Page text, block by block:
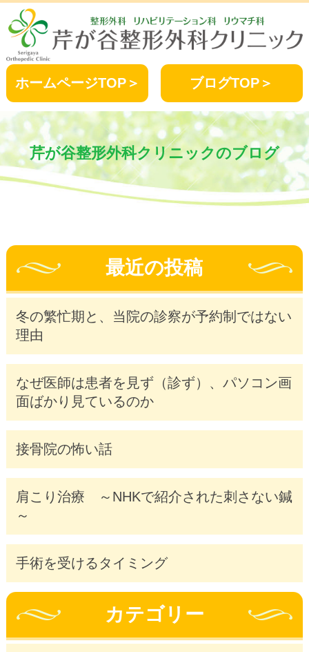
ホームページTOP＞ ブログTOP＞
芹が谷整形外科クリニックのブログ
最近の投稿
冬の繁忙期と、当院の診察が予約制ではない
理由
なぜ医師は患者を見ず（診ず）、パソコン画
面ばかり見ているのか
接骨院の怖い話
肩こり治療 ～NHKで紹介された刺さない鍼
～
手術を受けるタイミング
カテゴリー